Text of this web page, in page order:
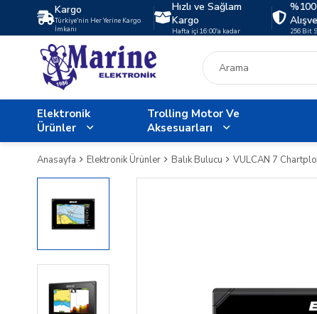
Kargo
Türkiye'nin Her Yerine Kargo
İmkanı
Hızlı ve Sağlam
Kargo
Hafta içi 16:00'a kadar 256 Bit
Elektronik
Ürünler
Trolling Motor Ve
Aksesuarları
Anasayfa Elektronik Ürünler Balık Bulucu VULCAN 7